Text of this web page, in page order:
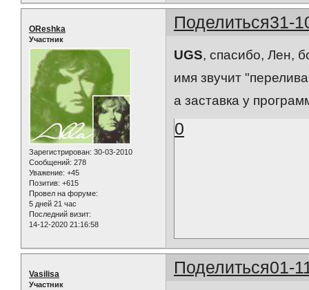
Поделиться31-
OReshka
Участник
Зарегистрирован: 30-03-2010
Сообщений: 278
Уважение: +45
Позитив: +615
Провел на форуме:
5 дней 21 час
Последний визит:
14-12-2020 21:16:58
UGS, спасибо, Лен,
имя звучит
а заставка у
0
Поделиться01-
Vasilisa
Участник